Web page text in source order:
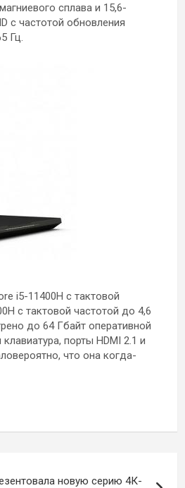
сплава и 15,6-
с частотой обновления
Гц.
i5-11400H с тактовой
с тактовой частотой до 4,6
до 64 Гбайт оперативной
порты HDMI 2.1 и
что она когда-
новую серию 4К-